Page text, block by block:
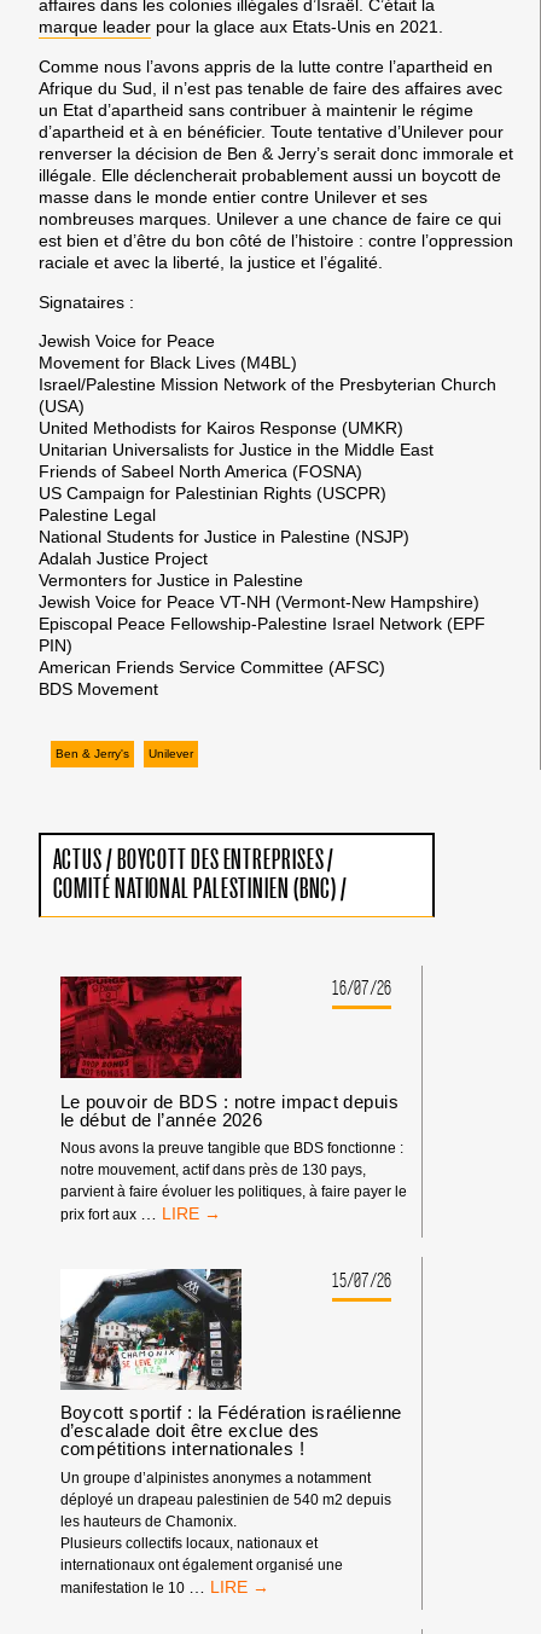
affaires dans les colonies illégales d’Israël. C’était la
marque leader pour la glace aux Etats-Unis en 2021.
Comme nous l’avons appris de la lutte contre l’apartheid en
Afrique du Sud, il n’est pas tenable de faire des affaires avec
un Etat d’apartheid sans contribuer à maintenir le régime
d’apartheid et à en bénéficier. Toute tentative d’Unilever pour
renverser la décision de Ben & Jerry’s serait donc immorale et
illégale. Elle déclencherait probablement aussi un boycott de
masse dans le monde entier contre Unilever et ses
nombreuses marques. Unilever a une chance de faire ce qui
est bien et d’être du bon côté de l’histoire : contre l’oppression
raciale et avec la liberté, la justice et l’égalité.
Signataires :
Jewish Voice for Peace
Movement for Black Lives (M4BL)
Israel/Palestine Mission Network of the Presbyterian Church
(USA)
United Methodists for Kairos Response (UMKR)
Unitarian Universalists for Justice in the Middle East
Friends of Sabeel North America (FOSNA)
US Campaign for Palestinian Rights (USCPR)
Palestine Legal
National Students for Justice in Palestine (NSJP)
Adalah Justice Project
Vermonters for Justice in Palestine
Jewish Voice for Peace VT-NH (Vermont-New Hampshire)
Episcopal Peace Fellowship-Palestine Israel Network (EPF
PIN)
American Friends Service Committee (AFSC)
BDS Movement
Ben & Jerry's Unilever
ACTUS/ BOYCOTT DES ENTREPRISES/
COMITÉ NATIONAL PALESTINIEN (BNC)/
16/07/26
Le pouvoir de BDS : notre impact depuis
le début de l’année 2026
Nous avons la preuve tangible que BDS fonctionne :
notre mouvement, actif dans près de 130 pays,
parvient à faire évoluer les politiques, à faire payer le
prix fort aux … LE
BDS
:
NOTRE
IMPACT
DEPUIS
LE
DÉBUT
DE
L’ANNÉE
2026
15/07/26
Boycott sportif : la Fédération israélienne
d’escalade doit être exclue des
compétitions internationales !
Un groupe d’alpinistes anonymes a notamment
déployé un drapeau palestinien de 540 m2 depuis
les hauteurs de Chamonix.
Plusieurs collectifs locaux, nationaux et
internationaux ont également organisé une
manifestation le 10
BOYCOTT